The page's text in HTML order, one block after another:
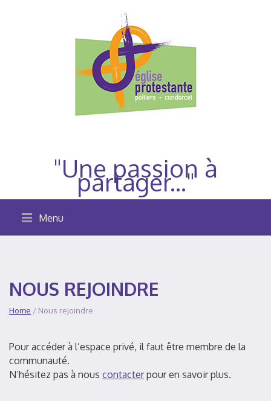
"Une passion à
partager..."
Menu
NOUS REJOINDRE
Home / Nous rejoindre
Pour accéder à l’espace privé, il faut être membre de la
communauté.
N’hésitez pas à nous contacterpour en savoir plus.